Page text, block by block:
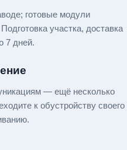
готовые модули
участка, доставка
7 дней.
— ещё несколько
к обустройству своего